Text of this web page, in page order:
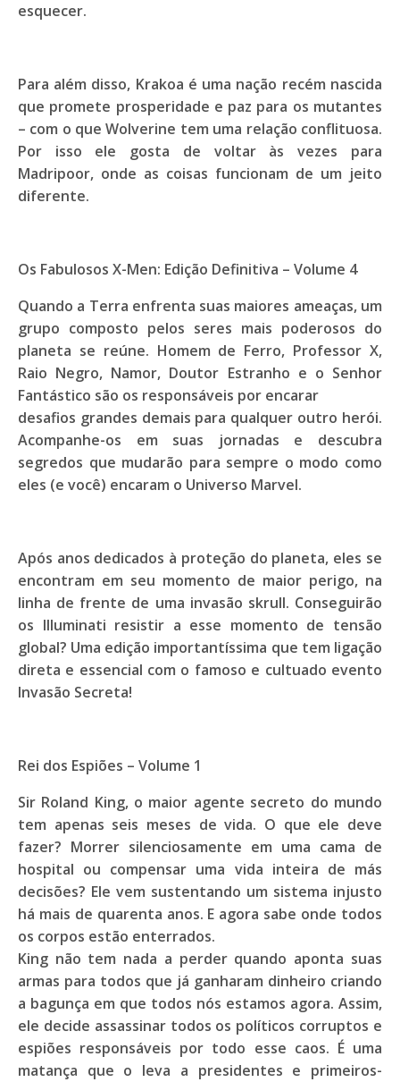
esquecer.
Para além disso, Krakoa é uma nação recém nascida
que promete prosperidade e paz para os mutantes
– com o que Wolverine tem uma relação conflituosa.
Por isso ele gosta de voltar às vezes para
Madripoor, onde as coisas funcionam de um jeito
diferente.
Os Fabulosos X-Men: Edição Definitiva – Volume 4
Quando a Terra enfrenta suas maiores ameaças, um
grupo composto pelos seres mais poderosos do
planeta se reúne. Homem de Ferro, Professor X,
Raio Negro, Namor, Doutor Estranho e o Senhor
Fantástico são os responsáveis por encarar
desafios grandes demais para qualquer outro herói.
Acompanhe-os em suas jornadas e descubra
segredos que mudarão para sempre o modo como
eles (e você) encaram o Universo Marvel.
Após anos dedicados à proteção do planeta, eles se
encontram em seu momento de maior perigo, na
linha de frente de uma invasão skrull. Conseguirão
os Illuminati resistir a esse momento de tensão
global? Uma edição importantíssima que tem ligação
direta e essencial com o famoso e cultuado evento
Invasão Secreta!
Rei dos Espiões – Volume 1
Sir Roland King, o maior agente secreto do mundo
tem apenas seis meses de vida. O que ele deve
fazer? Morrer silenciosamente em uma cama de
hospital ou compensar uma vida inteira de más
decisões? Ele vem sustentando um sistema injusto
há mais de quarenta anos. E agora sabe onde todos
os corpos estão enterrados.
King não tem nada a perder quando aponta suas
armas para todos que já ganharam dinheiro criando
a bagunça em que todos nós estamos agora. Assim,
ele decide assassinar todos os políticos corruptos e
espiões responsáveis por todo esse caos. É uma
matança que o leva a presidentes e primeiros-